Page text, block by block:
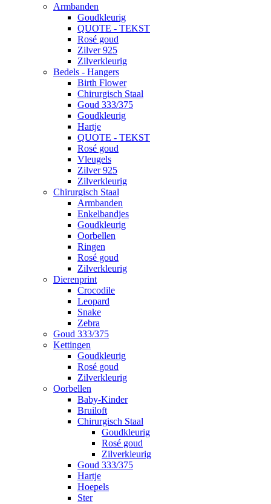
Armbanden
Goudkleurig
QUOTE - TEKST
Rosé goud
Zilver 925
Zilverkleurig
Bedels - Hangers
Birth Flower
Chirurgisch Staal
Goud 333/375
Goudkleurig
Hartje
QUOTE - TEKST
Rosé goud
Vleugels
Zilver 925
Zilverkleurig
Chirurgisch Staal
Armbanden
Enkelbandjes
Goudkleurig
Oorbellen
Ringen
Rosé goud
Zilverkleurig
Dierenprint
Crocodile
Leopard
Snake
Zebra
Goud 333/375
Kettingen
Goudkleurig
Rosé goud
Zilverkleurig
Oorbellen
Baby-Kinder
Bruiloft
Chirurgisch Staal
Goudkleurig
Rosé goud
Zilverkleurig
Goud 333/375
Hartje
Hoepels
Ster